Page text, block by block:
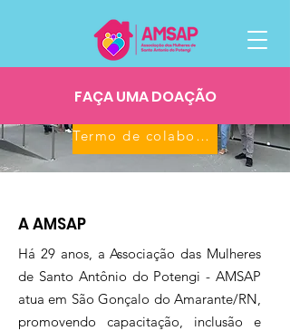
FAÇA UMA DOAÇÃO
Termo de fomento n° 09/2024 - SETHAS/RN
Termo de fomento n° 13/2024 - SETHAS/RN
Termo de colaboração 9/2025 - SETHAS/RN
A AMSAP
Há 29 anos, a Associação das Mulheres
de Santo Antônio do Potengi - AMSAP
atua em São Gonçalo do Amarante/RN,
promovendo capacitação, inclusão e